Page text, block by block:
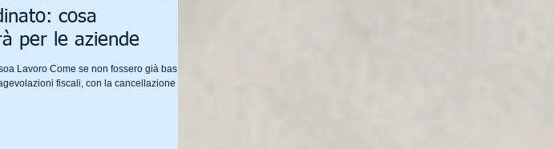
cosa
per le aziende
Lavoro Come se non fossero già bastati i
fiscali, con la cancellazione